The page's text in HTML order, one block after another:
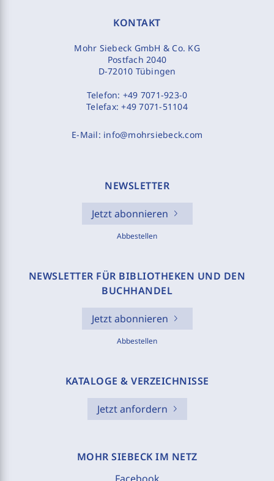
KONTAKT
Mohr Siebeck GmbH & Co. KG
Postfach 2040
D-72010 Tübingen
Telefon: +49 7071-923-0
Telefax:+49 7071-51104
E-Mail: info@mohrsiebeck.com
NEWSLETTER
Jetzt abonnieren
Abbestellen
NEWSLETTER FÜR BIBLIOTHEKEN UND DEN
BUCHHANDEL
Jetzt abonnieren
Abbestellen
KATALOGE & VERZEICHNISSE
Jetzt anfordern
MOHR SIEBECK IM NETZ